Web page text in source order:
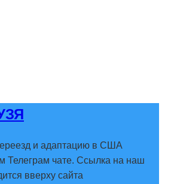
и адаптацию в США
Телеграм чате. Ссылка на наш
вверху сайта